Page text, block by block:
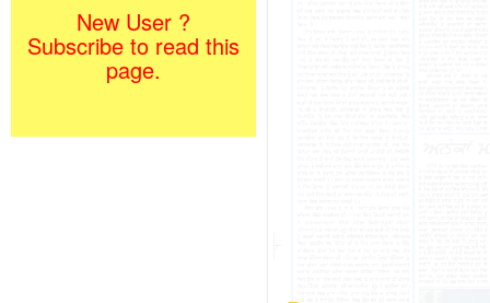
New User ?
Subscribe to read this
page.